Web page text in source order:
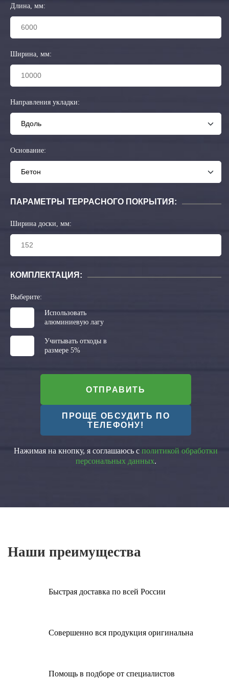
Длина, мм:
Ширина, мм:
Направления укладки:
Основание:
ПАРАМЕТРЫ ТЕРРАСНОГО ПОКРЫТИЯ:
Ширина доски, мм:
КОМПЛЕКТАЦИЯ:
Выберите:
Использовать
алюминиевую лагу
Учитывать отходы в
размере 5%
ОТПРАВИТЬ
ПРОЩЕ ОБСУДИТЬ ПО
ТЕЛЕФОНУ!
Нажимая на кнопку, я соглашаюсь с политикой обработки
персональных данных.
Наши преимущества
Быстрая доставка по всей России
Совершенно вся продукция оригинальна
Помощь в подборе от специалистов